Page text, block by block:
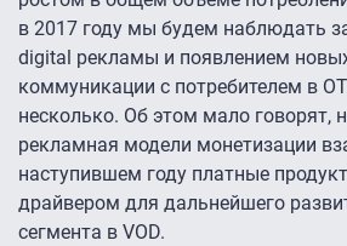
в 2017 году мы будем наблюдать
digital рекламы и появлением
коммуникации с потребителем в
несколько. Об этом мало говорят,
рекламная модели монетизации
наступившем году платные
драйвером для дальнейшего
сегмента в VOD.